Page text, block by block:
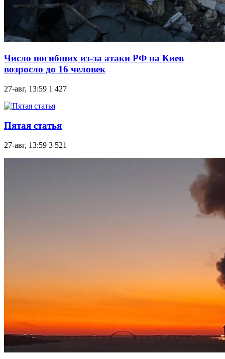
Число погибших из-за атаки РФ на Киев
возросло до 16 человек
27-авг, 13:59 1 427
Пятая статья
27-авг, 13:59 3 521